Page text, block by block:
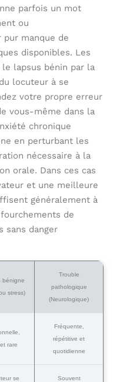
parfois un mot
ou
pur manque de
disponibles. Les
lapsus bénin par la
locuteur à se
votre propre erreur
vous-même dans la
chronique
en perturbant les
nécessaire à la
orale. Dans ces cas
et une meilleure
généralement à
de
sans danger
bénigne
stress)
Trouble
pathologique
(Neurologique)
rare
Fréquente,
répétitive et
quotidienne
se Souvent